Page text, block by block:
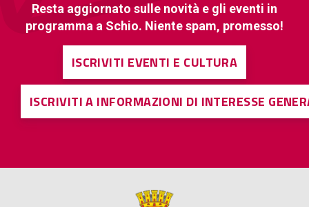
Resta aggiornato sulle novità e gli eventi in
programma a Schio. Niente spam, promesso!
ISCRIVITI EVENTI E CULTURA
ISCRIVITI A INFORMAZIONI DI INTERESSE